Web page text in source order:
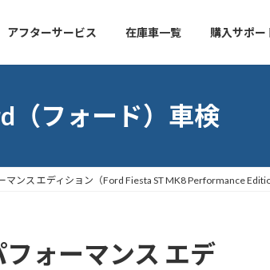
アフターサービス 在庫車一覧 購入サポー
（フォード）車検
マンス エディション（Ford Fiesta ST MK8 Performance
ォーマンス エデ